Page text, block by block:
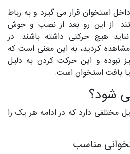
استخوان قرار می گیرد و به رباط
از این رو بعد از نصب و جوش
هیچ حرکتی داشته باشند. در
کردید، به این معنی است که
نبوده و این حرکت کردن به دلیل
بافت استخوان است.
شود؟
مختلفی دارد که در ادامه هر یک را
مناسب